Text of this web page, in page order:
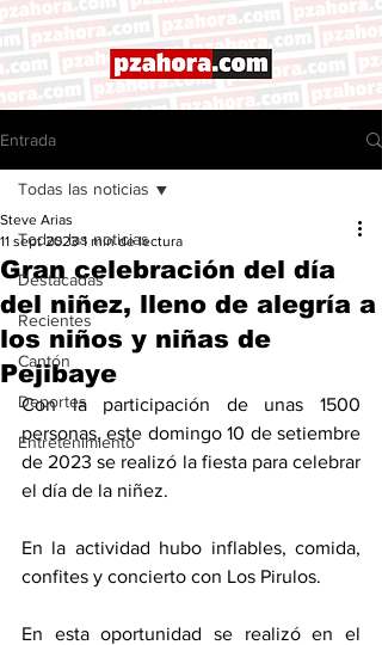
Entrada
Todas las noticias
Destacadas
Recientes
Cantón
Deportes
Entretenimiento
Todas las noticias
Gran celebración del día
del niñez, lleno de alegría a
los niños y niñas de
Pejibaye
Steve Arias
11 sept 2023 1 min de lectura
Con la participación de unas 1500
personas, este domingo 10 de setiembre
de 2023 se realizó la fiesta para celebrar
el día de la niñez.
En la actividad hubo inflables, comida,
confites y concierto con Los Pirulos.
En esta oportunidad se realizó en el